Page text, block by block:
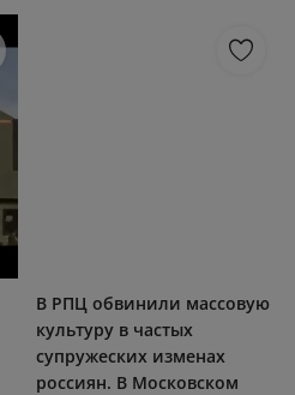
В РПЦ обвинили массовую
культуру в частых
супружеских изменах
россиян. В Московском